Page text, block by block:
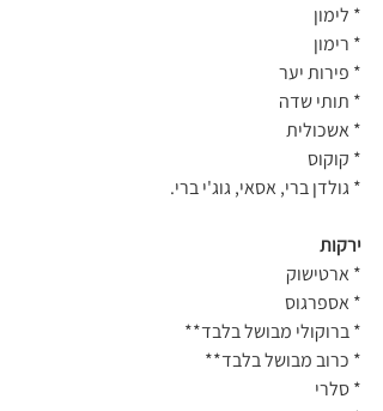
* לימון
* רימון
* פירות יער
* תותי שדה
* אשכולית
* קוקוס
* גולדן ברי, אסאי, גוג'י ברי.
ירקות
* ארטישוק
* אספרגוס
* ברוקולי מבושל בלבד**
* כרוב מבושל בלבד**
* סלרי